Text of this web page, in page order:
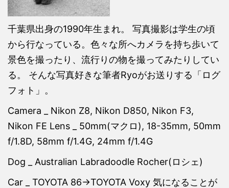
千葉県出身の1990年生まれ。 写真撮影は学生の頃
から行なっている。色々な所へカメラを持ち歩いて
景色を撮ったり、流行りの物を撮ってみたりしてい
る。 そんな写真好きな筆者Ryoがお送りする「ログ
フォト」。
Camera _ Nikon Z8, Nikon D850, Nikon F3,
Nikon FE Lens _ 50mm(マクロ), 18-35mm, 50mm
f/1.8D, 58mm f/1.4G, 24mm f/1.4G
Dog _ Australian Labradoodle Rocher(ロシェ)
Car _ TOYOTA 86→TOYOTA Voxy 気になることが